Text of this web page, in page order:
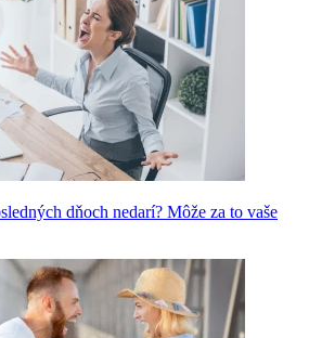
dňoch nedarí? Môže za to vaše